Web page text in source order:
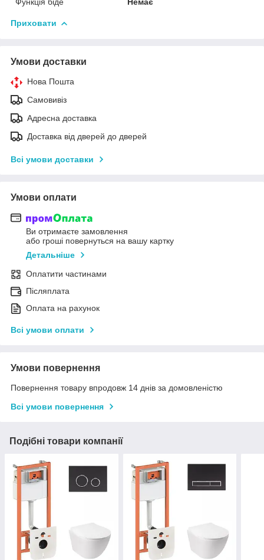
Приховати
Умови доставки
Нова Пошта
Самовивіз
Адресна доставка
Доставка від дверей до дверей
Всі умови доставки
Умови оплати
Ви отримаєте замовлення
або гроші повернуться на вашу картку
Детальніше
Оплатити частинами
Післяплата
Оплата на рахунок
Всі умови оплати
Умови повернення
Повернення товару впродовж 14 днів за домовленістю
Всі умови повернення
Подібні товари компанії